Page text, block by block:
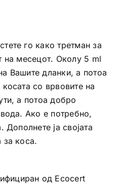
го како третман за
на месецот. Околу 5 ml
Вашите дланки, а потоа
со врвовите на
а потоа добро
Ако е потребно,
Дополнете ја својата
за коса.
од Ecocert